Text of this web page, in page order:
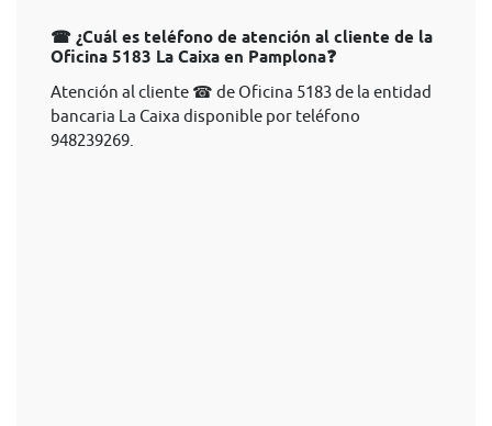
☎ ¿Cuál es teléfono de atención al cliente de la
Oficina 5183 La Caixa en Pamplona❓
Atención al cliente ☎ de Oficina 5183 de la entidad
bancaria La Caixa disponible por teléfono
948239269.